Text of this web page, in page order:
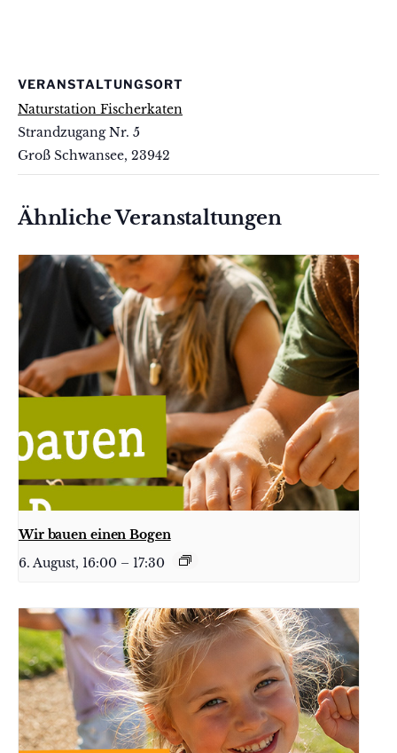
VERANSTALTUNGSORT
Naturstation Fischerkaten
Strandzugang Nr. 5
Groß Schwansee, 23942
Ähnliche Veranstaltungen
Wir bauen einen Bogen
6. August, 16:00 – 17:30